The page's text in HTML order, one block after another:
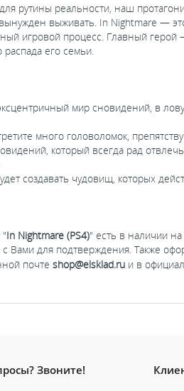
рутины реальности, наш
выживать. In Nightmare —
игровой процесс. Главный
его семьи.
мир сновидений, в
много головоломок,
который всегда рад
создавать чудовищ, которых
In Nightmare (PS4)" есть в наличии
Вами для подтверждения. Также
почте shop@elsklad.ru и в
Звоните!